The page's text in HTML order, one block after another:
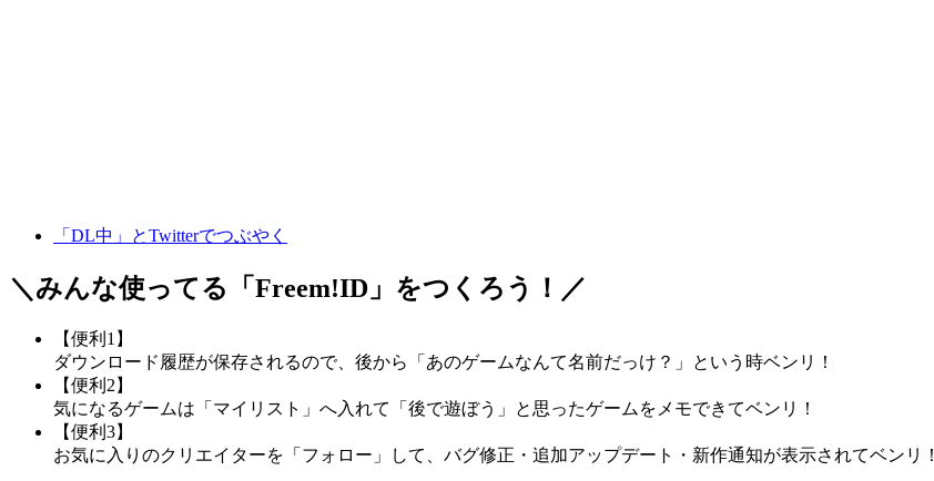
「DL中」とTwitterでつぶやく
＼みんな使ってる「 Freem!ID 」をつくろう！／
【便利1】
ダウンロード履歴が保存されるので、後から「あのゲームなんて名前だっけ？」という時ベンリ！
【便利2】
気になるゲームは「マイリスト」へ入れて「後で遊ぼう」と思ったゲームをメモできてベンリ！
【便利3】
お気に入りのクリエイターを「フォロー」して、バグ修正・追加アップデート・新作通知が表示されてベンリ！